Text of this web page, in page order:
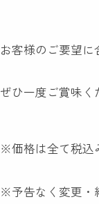
お客様のご要望に
ぜひ一度ご賞味く
※価格は全て税込
※予告なく変更・